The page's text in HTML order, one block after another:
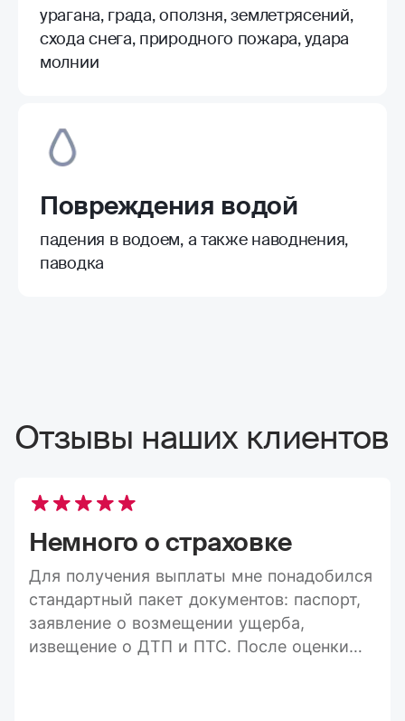
урагана, града, оползня, землетрясений,
схода снега, природного пожара, удара
молнии
Повреждения водой
падения в водоем, а также наводнения,
паводка
Отзывы наших клиентов
Немного о страховке
Для получения выплаты мне понадобился
стандартный пакет документов: паспорт,
заявление о возмещении ущерба,
извещение о ДТП и ПТС. После оценки